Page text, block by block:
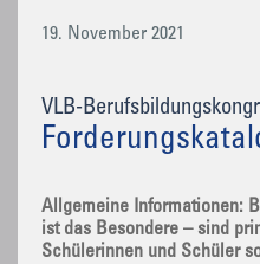
19. November 2021
VLB-
Allgemeine Informationen:
ist das Besondere – sind
Schülerinnen und Schüler